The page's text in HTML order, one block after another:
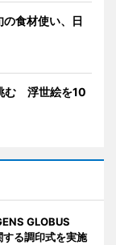
食材使い、日
む 浮世絵を10
GLOBUS
る調印式を実施